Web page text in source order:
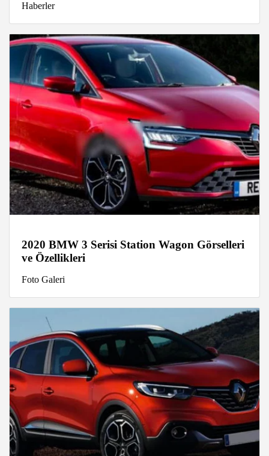
Haberler
2020 BMW 3 Serisi Station Wagon Görselleri
ve Özellikleri
Foto Galeri